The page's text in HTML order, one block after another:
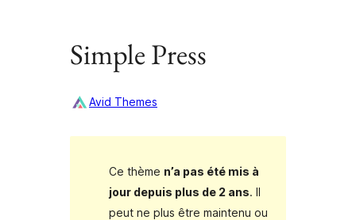
Simple Press
Avid Themes
Ce thème n’a pas été mis à
jour depuis plus de 2 ans. Il
peut ne plus être maintenu ou